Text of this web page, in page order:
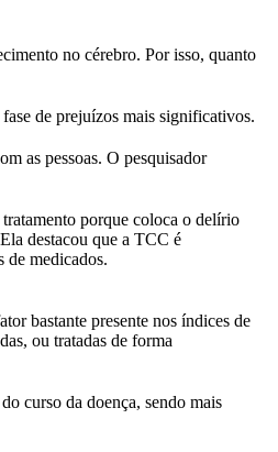
no cérebro. Por isso, quanto
de prejuízos mais significativos.
as pessoas. O pesquisador
porque coloca o delírio
destacou que a TCC é
de medicados.
bastante presente nos índices de
ou tratadas de forma
curso da doença, sendo mais